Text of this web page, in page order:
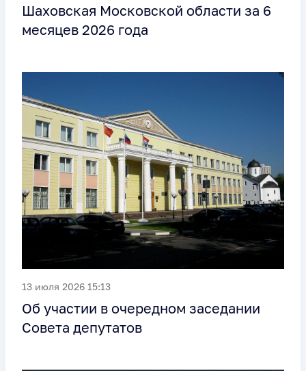
Шаховская Московской области за 6
месяцев 2026 года
13 июля 2026 15:13
Об участии в очередном заседании
Совета депутатов